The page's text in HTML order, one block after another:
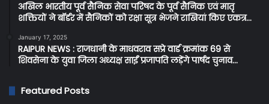
अखिल भारतीय पूर्व सैनिक सेवा परिषद के पूर्व सैनिक एवं मातृ
शक्तियों ने बॉर्डर में सैनिकों को रक्षा सूत्र भेजने राखियां किए एकत्र…
January 17, 2025
RAIPUR NEWS : राजधानी के माधवराव सप्रे वार्ड क्रमांक 69 से
शिवसेना के युवा जिला अध्यक्ष साईं प्रजापति लड़ेंगे पार्षद चुनाव…
Featured Posts